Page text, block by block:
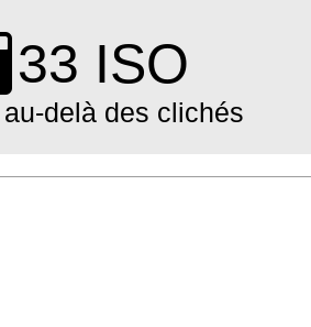
33 ISO
delà des clichés